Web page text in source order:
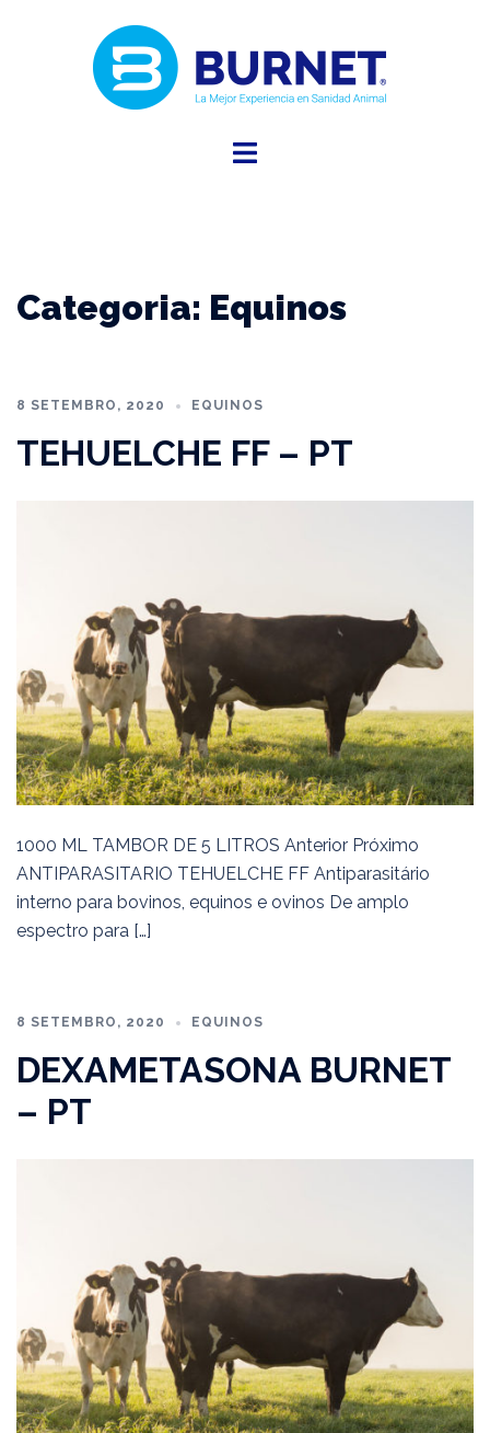
Categoria: Equinos
8 SETEMBRO, 2020 EQUINOS
TEHUELCHE FF – PT
1000 ML TAMBOR DE 5 LITROS Anterior Próximo
ANTIPARASITARIO TEHUELCHE FF Antiparasitário
interno para bovinos, equinos e ovinos De amplo
espectro para […]
8 SETEMBRO, 2020 EQUINOS
DEXAMETASONA BURNET
– PT